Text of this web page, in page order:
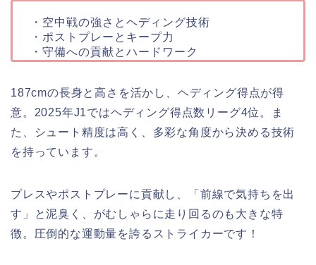
・空中戦の強さとヘディング技術
・ポストプレーとキープ力
・守備への貢献とハードワーク
187cmの長身と高さを活かし、ヘディング得点が得
意。2025年J1ではヘディング得点数リーグ4位。ま
た、シュート精度は高く、多彩な角度から決める技術
を持っています。
プレスやポストプレーに貢献し、「前線で気持ちを出
す」と泥臭く、がむしゃらに走り回るのも大きな特
徴。圧倒的な運動量を誇るストライカーです！